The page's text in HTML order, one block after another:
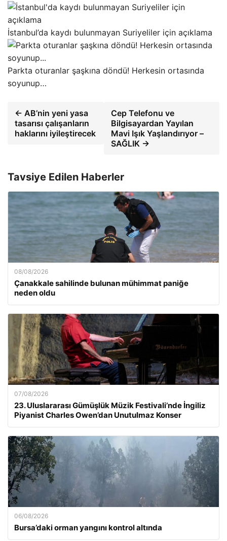
İstanbul’da kaydı bulunmayan Suriyeliler için açıklama
Parkta oturanlar şaşkına döndü! Herkesin ortasında
soyunup…
← AB’nin yeni yasa
tasarısı çalışanların
haklarını iyileştirecek
Cep Telefonu ve
Bilgisayardan Yayılan
Mavi Işık Yaşlandırıyor –
SAĞLIK →
Tavsiye Edilen Haberler
08/08/2026
Çanakkale sahilinde bulunan mühimmat paniğe
neden oldu
07/08/2026
23. Uluslararası Gümüşlük Müzik Festivali’nde İngiliz
Piyanist Charles Owen’dan Unutulmaz Konser
06/08/2026
Bursa’daki orman yangını kontrol altında